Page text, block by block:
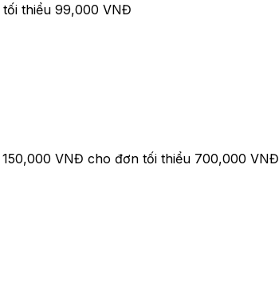
thiểu 99,000 VNĐ
150,000 VNĐ cho đơn tối thiểu 700,000 VNĐ